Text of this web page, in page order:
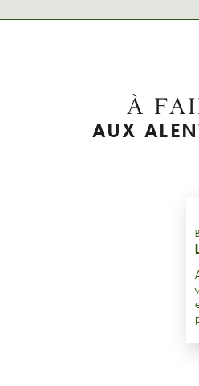
À
AUX